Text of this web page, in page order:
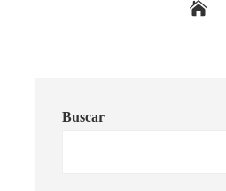
Buscar